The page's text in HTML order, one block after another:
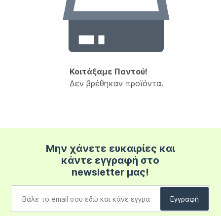
Κοιτάξαμε Παντού!
Δεν βρέθηκαν προϊόντα.
Μην χάνετε ευκαιρίες και
κάντε εγγραφή στο
newsletter μας!